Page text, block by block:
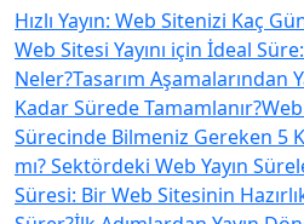
Hızlı Yayın: Web Sitenizi Kaç
Web Sitesi Yayını için İdeal
Neler?Tasarım Aşamalarından
Kadar Sürede Tamamlanır?
Sürecinde Bilmeniz Gereken 5
mı? Sektördeki Web Yayın
Süresi: Bir Web Sitesinin